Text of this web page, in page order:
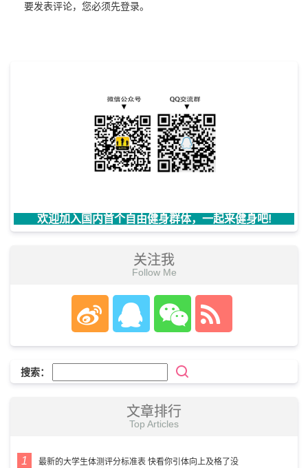
要发表评论，您必须先登录。
欢迎加入国内首个自由健身群体，一起来健身吧!
关注我
Follow Me
搜索：
文章排行
Top Articles
最新的大学生体测评分标准表 快看你引体向上及格了没